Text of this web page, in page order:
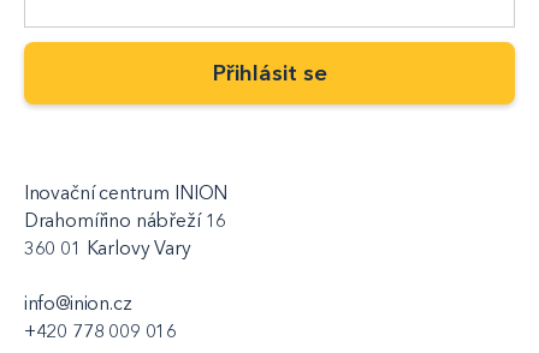
Inovační centrum INION
Drahomířino nábřeží 16
360 01 Karlovy Vary
info@inion.cz
+420 778 009 016